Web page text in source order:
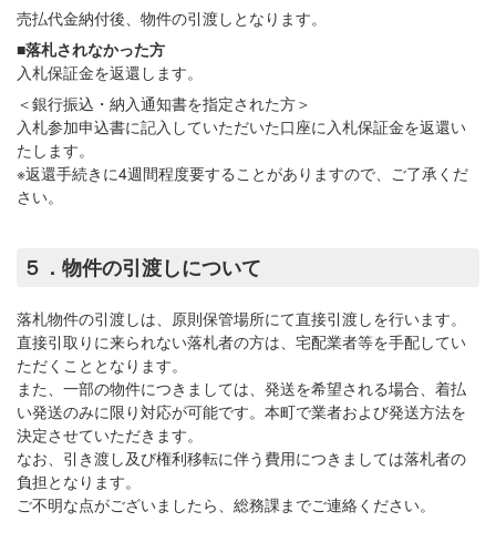
売払代金納付後、物件の引渡しとなります。
■落札されなかった方
入札保証金を返還します。
＜銀行振込・納入通知書を指定された方＞
入札参加申込書に記入していただいた口座に入札保証金を返還い
たします。
※返還手続きに4週間程度要することがありますので、ご了承くだ
さい。
５．物件の引渡しについて
落札物件の引渡しは、原則保管場所にて直接引渡しを行います。
直接引取りに来られない落札者の方は、宅配業者等を手配してい
ただくこととなります。
また、一部の物件につきましては、発送を希望される場合、着払
い発送のみに限り対応が可能です。本町で業者および発送方法を
決定させていただきます。
なお、引き渡し及び権利移転に伴う費用につきましては落札者の
負担となります。
ご不明な点がございましたら、総務課までご連絡ください。